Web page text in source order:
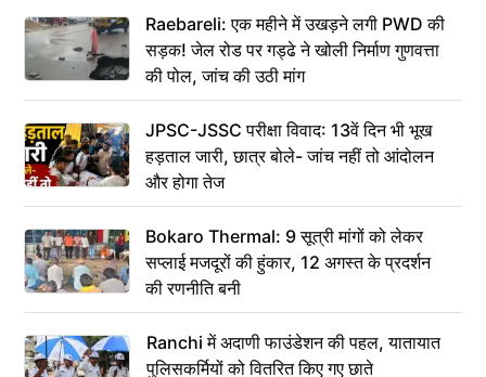
Raebareli: एक महीने में उखड़ने लगी PWD की
सड़क! जेल रोड पर गड्ढे ने खोली निर्माण गुणवत्ता
की पोल, जांच की उठी मांग
JPSC-JSSC परीक्षा विवाद: 13वें दिन भी भूख
हड़ताल जारी, छात्र बोले- जांच नहीं तो आंदोलन
और होगा तेज
Bokaro Thermal: 9 सूत्री मांगों को लेकर
सप्लाई मजदूरों की हुंकार, 12 अगस्त के प्रदर्शन
की रणनीति बनी
Ranchi में अदाणी फाउंडेशन की पहल, यातायात
पुलिसकर्मियों को वितरित किए गए छाते